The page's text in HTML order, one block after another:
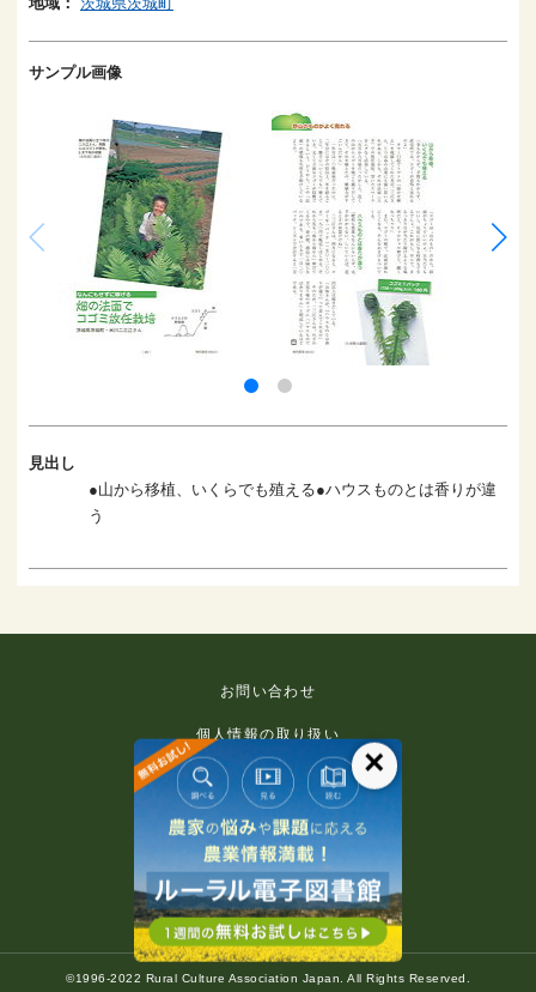
サンプル画像
見出し
●山から移植、いくらでも殖える●ハウスものとは香りが違
う
お問い合わせ
個人情報の取り扱い
免責事項
利用規約
推奨環境
著作権等について
©1996-2022 Rural Culture Association Japan. All Rights Reserved.
×